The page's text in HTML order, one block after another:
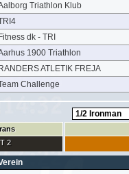
Triathlon Klub
Fitness dk - TRI
1900 Triathlon
RANDERS ATLETIK FREJA
Challenge
T 2